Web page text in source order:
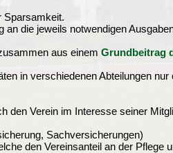
Sparsamkeit.
die jeweils notwendigen
aus einem Grundbeitrag
in verschiedenen Abteilungen nur
den Verein im Interesse seiner
Sachversicherungen)
den Vereinsanteil an der Pflege